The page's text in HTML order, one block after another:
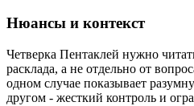
Нюансы и контекст
Четверка Пентаклей нужно
расклада, а не отдельно от
одном случае показывает
другом - жесткий контроль и